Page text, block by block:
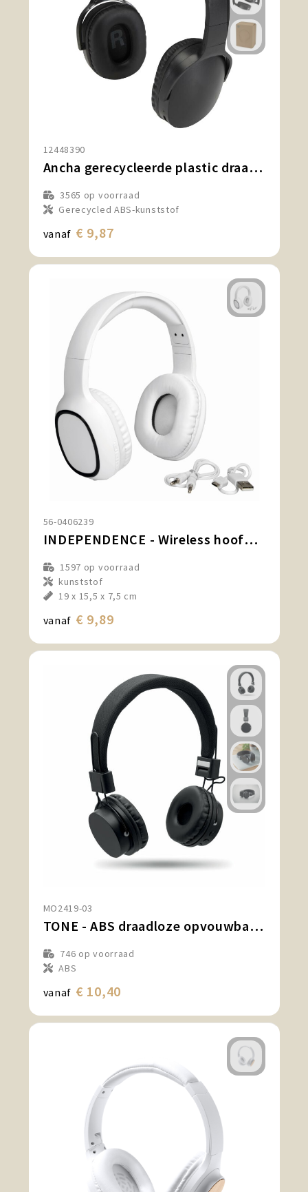
12448390
Ancha gerecycleerde plastic draadloze Bluetooth®-hoofdtelefoon over-ear
3565 op voorraad
Gerecycled ABS-kunststof
vanaf € 9,87
56-0406239
INDEPENDENCE - Wireless hoofdtelefoon
1597 op voorraad
kunststof
19 x 15,5 x 7,5 cm
vanaf € 9,89
MO2419-03
TONE - ABS draadloze opvouwbare koptel
746 op voorraad
ABS
vanaf € 10,40